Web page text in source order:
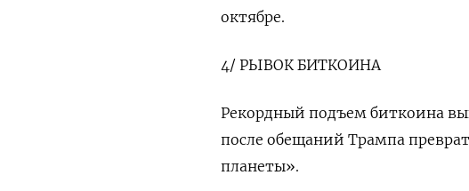
октябре.
4/ РЫВОК БИТКОИНА
Рекордный подъем биткоина
после обещаний Трампа
планеты».